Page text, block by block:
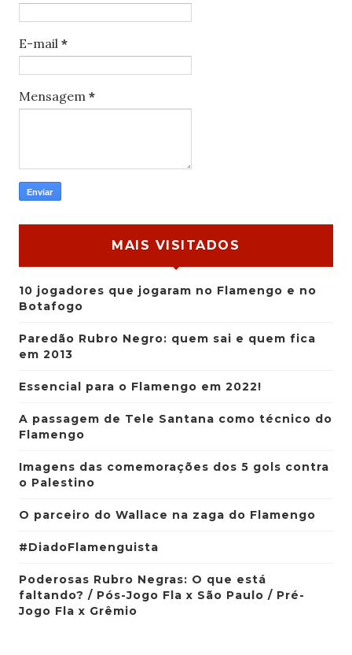
E-mail *
Mensagem *
MAIS VISITADOS
10 jogadores que jogaram no Flamengo e no
Botafogo
Paredão Rubro Negro: quem sai e quem fica
em 2013
Essencial para o Flamengo em 2022!
A passagem de Tele Santana como técnico do
Flamengo
Imagens das comemorações dos 5 gols contra
o Palestino
O parceiro do Wallace na zaga do Flamengo
#DiadoFlamenguista
Poderosas Rubro Negras: O que está
faltando? / Pós-Jogo Fla x São Paulo / Pré-
Jogo Fla x Grêmio